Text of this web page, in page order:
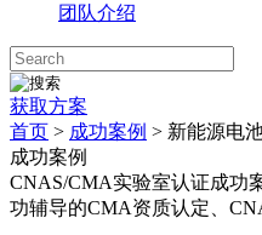
团队介绍
获取方案
首页 > 成功案例 > 新能源电
成功案例
CNAS/CMA实验室认证成功
功辅导的CMA资质认定、